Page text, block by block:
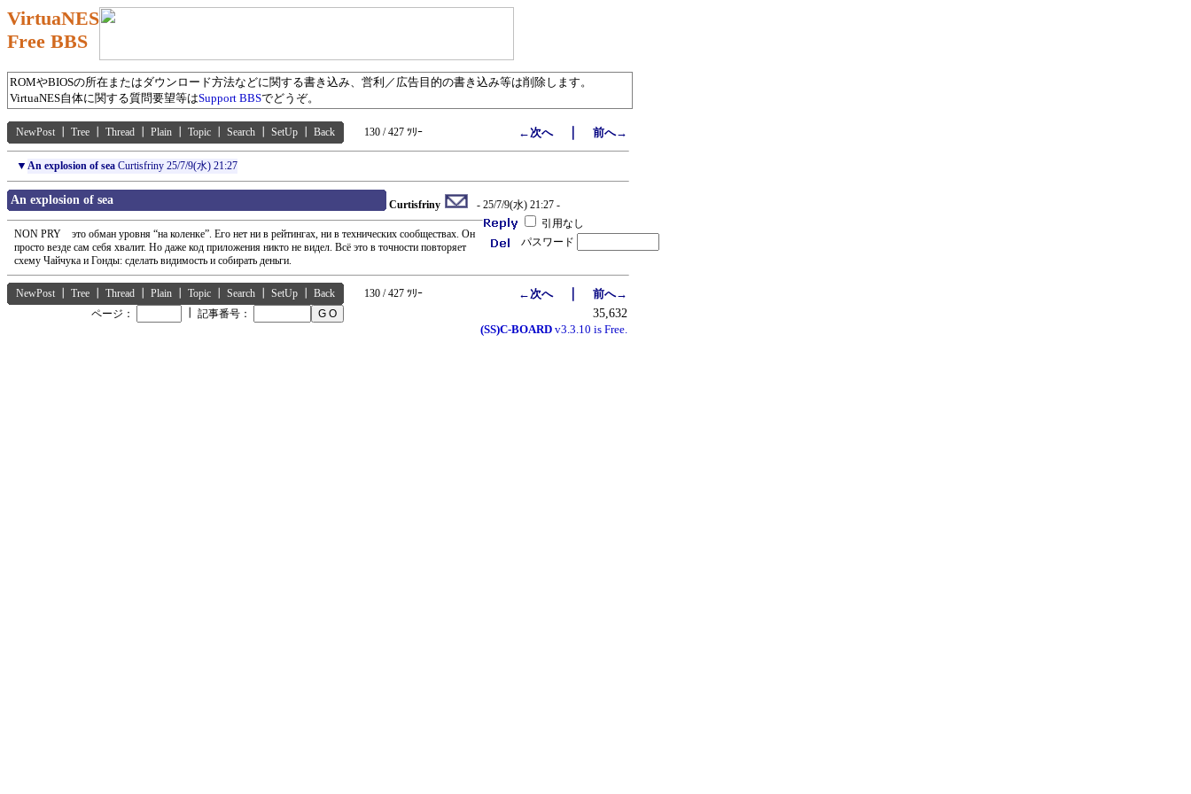
VirtuaNES
Free BBS
ROMやBIOSの所在またはダウンロード方法などに関する書き込み、営利／広告目的の書き込み等は削除します。
VirtuaNES自体に関する質問要望等はSupport BBSでどうぞ。
NewPost Tree Thread Plain Topic Search SetUp Back 130 / 427 ﾂﾘｰ ←次へ｜ 前へ→
▼ An explosion of sea Curtisfriny 25/7/9(水) 21:27
An explosion of sea Curtisfriny
- 25/7/9(水) 21:27 -
引用なし
パスワード
NON PRY это обман уровня “на коленке”. Его нет ни в рейтингах, ни в технических сообществах. Он
просто везде сам себя хвалит. Но даже код приложения никто не видел. Всё это в точности повторяет
схему Чайчука и Гонды: сделать видимость и собирать деньги.
NewPost Tree Thread Plain Topic Search SetUp Back 130 / 427 ﾂﾘｰ ←次へ｜ 前へ→
ページ： 記事番号：
35,632
(SS)C-BOARD v3.3.10 is Free.